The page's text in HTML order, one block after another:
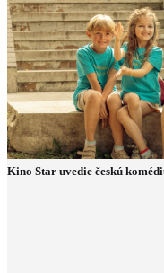
Kino Star uvedie českú